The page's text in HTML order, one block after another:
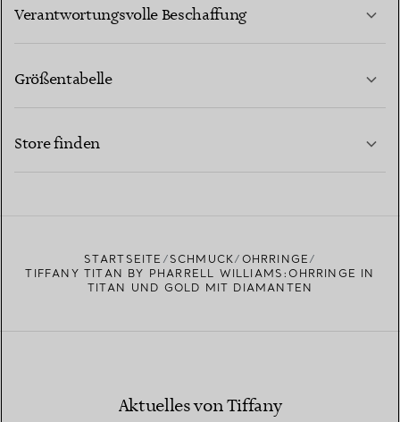
Verantwortungsvolle Beschaffung
Größentabelle
Store finden
STARTSEITE SCHMUCK
OHRRINGE
TIFFANY TITAN BY PHARRELL WILLIAMS:OHRRINGE IN
TITAN UND GOLD MIT DIAMANTEN
Aktuelles von Tiffany